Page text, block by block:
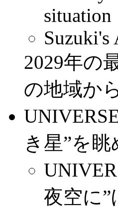
situation
Suzuki's
2029年の
の地域か
き星”を
夜空に